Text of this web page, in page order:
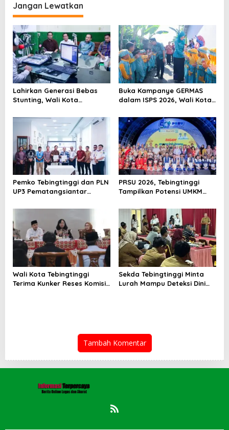
g
a
s
i
p
o
s
Jangan Lewatkan
Lahirkan Generasi Bebas
Stunting, Wali Kota
Optimalisasi SP3 Catin
Buka Kampanye GERMAS
dalam ISPS 2026, Wali Kota
Penurunan Stunting
Pemko Tebingtinggi dan PLN
UP3 Pematangsiantar
Energi
PRSU 2026, Tebingtinggi
Tampilkan Potensi UMKM
Wali Kota Tebingtinggi
Terima Kunker Reses Komisi
Sekda Tebingtinggi Minta
Lurah Mampu Deteksi Dini
Tambah Komentar